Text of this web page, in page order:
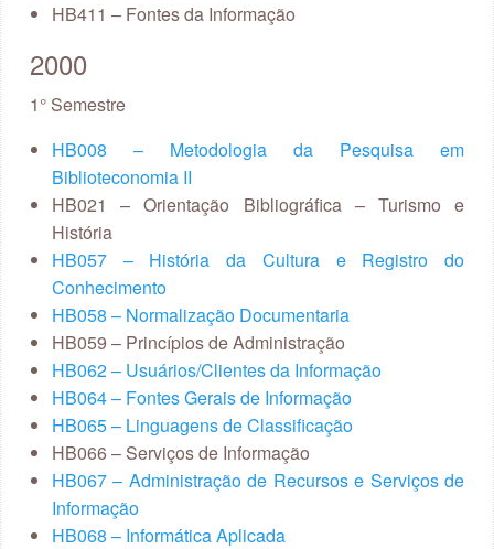
HB411 – Fontes da Informação
2000
1° Semestre
HB008 – Metodologia da Pesquisa em
Biblioteconomia II
HB021 – Orientação Bibliográfica – Turismo e
História
HB057 – História da Cultura e Registro do
Conhecimento
HB058 – Normalização Documentaria
HB059 – Princípios de Administração
HB062 – Usuários/Clientes da Informação
HB064 – Fontes Gerais de Informação
HB065 – Linguagens de Classificação
HB066 – Serviços de Informação
HB067 – Administração de Recursos e Serviços de
Informação
HB068 – Informática Aplicada